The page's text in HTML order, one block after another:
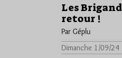
Les
retour !
Par Géplu
Dimanche 1/09/24